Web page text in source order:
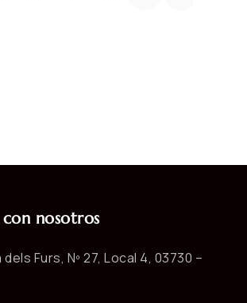
nosotros
dels Furs, Nº 27, Local 4, 03730 –